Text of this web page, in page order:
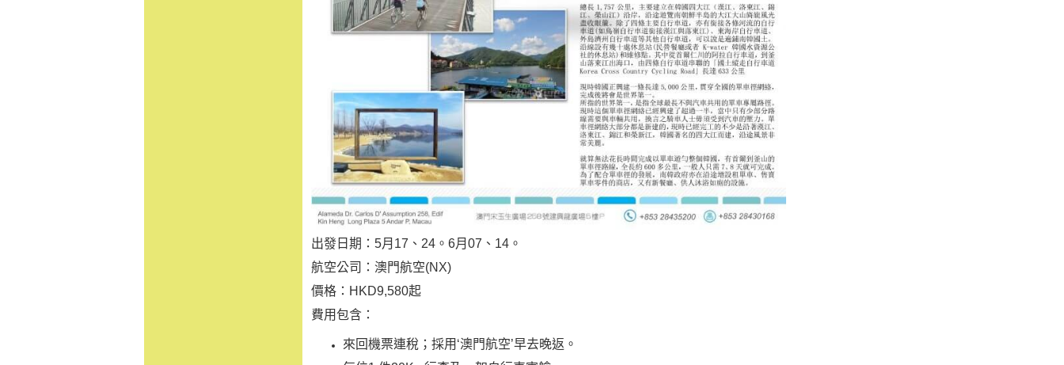
出發日期：5月17、24。6月07、14。
航空公司：澳門航空(NX)
價格：HKD9,580起
費用包含：
來回機票連稅；採用‘澳門航空’早去晚返。